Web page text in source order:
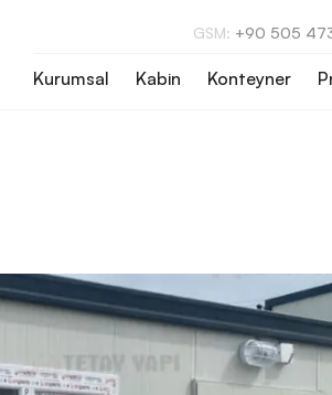
GSM: +90 505
Kurumsal Kabin Konteyner